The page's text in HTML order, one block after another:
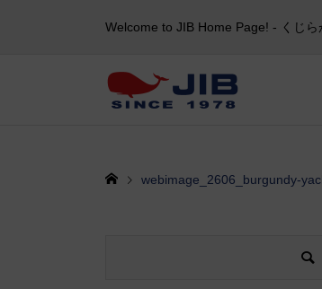
Welcome to JIB Home Page! ‐ くじ
webimage_2606_burgundy-